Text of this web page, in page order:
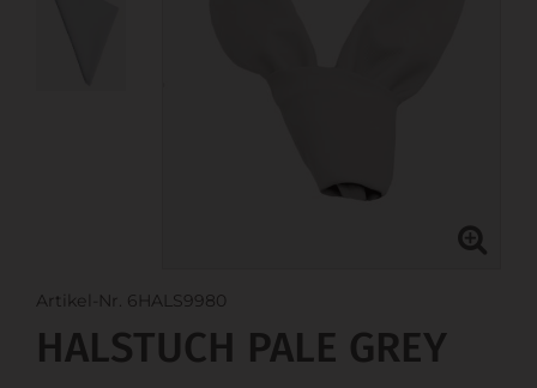
Artikel-Nr. 6HALS9980
HALSTUCH PALE GREY